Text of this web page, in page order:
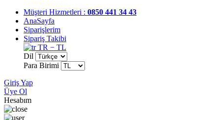
Müşteri Hizmetleri : 0850 441 34 43
AnaSayfa
Siparişlerim
Sipariş Takibi
TR − TL
Dil
Para Birimi
Giriş Yap
Üye Ol
Hesabım